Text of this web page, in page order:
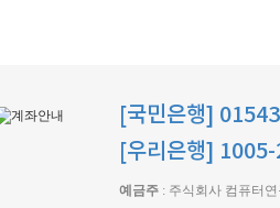
[국민은행]
[우리은행]
예금주 : 주식회사 컴퓨터연